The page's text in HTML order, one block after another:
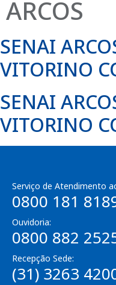
ARCOS
SENAI
VITORINO
SENAI
VITORINO
Serviço de Atendimento
0800 181
Ouvidoria:
0800 882
Recepção Sede:
(31) 3263